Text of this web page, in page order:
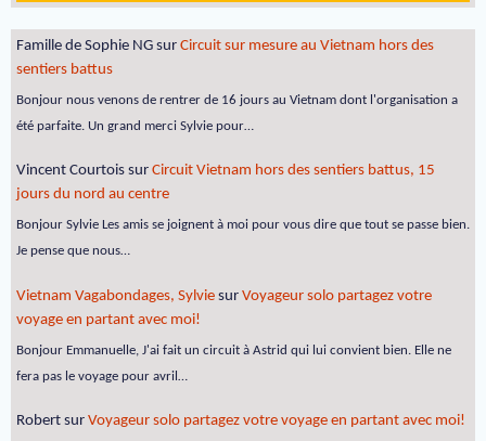
Famille de Sophie NG sur Circuit sur mesure au Vietnam hors des
sentiers battus
Bonjour nous venons de rentrer de 16 jours au Vietnam dont l'organisation a
été parfaite. Un grand merci Sylvie pour…
Vincent Courtois sur Circuit Vietnam hors des sentiers battus, 15
jours du nord au centre
Bonjour Sylvie Les amis se joignent à moi pour vous dire que tout se passe bien.
Je pense que nous…
Vietnam Vagabondages, Sylvie sur Voyageur solo partagez votre
voyage en partant avec moi!
Bonjour Emmanuelle, J'ai fait un circuit à Astrid qui lui convient bien. Elle ne
fera pas le voyage pour avril…
Robert sur Voyageur solo partagez votre voyage en partant avec moi!